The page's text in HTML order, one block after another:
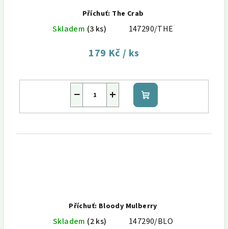
Příchuť: The Crab
Skladem (3 ks) 147290/THE
179 Kč/ ks
+
− Do
košíku
Příchuť: Bloody Mulberry
Skladem (2 ks)
147290/BLO